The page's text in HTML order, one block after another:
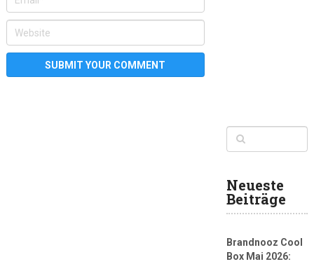
Neueste
Beiträge
Brandnooz Cool
Box Mai 2026: